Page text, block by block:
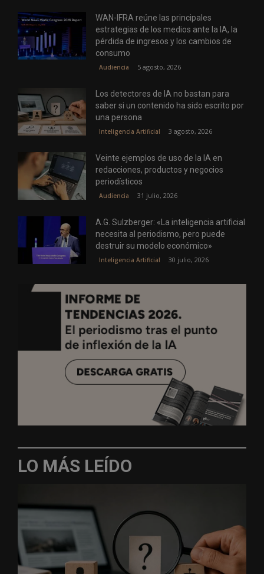
WAN-IFRA reúne las principales
estrategias de los medios ante la IA, la
pérdida de ingresos y los cambios de
consumo
Audiencia 5 agosto, 2026
Los detectores de IA no bastan para
saber si un contenido ha sido escrito por
una persona
Inteligencia Artificial 3 agosto, 2026
Veinte ejemplos de uso de la IA en
redacciones, productos y negocios
periodísticos
Audiencia 31 julio, 2026
A.G. Sulzberger: «La inteligencia artificial
necesita al periodismo, pero puede
destruir su modelo económico»
Inteligencia Artificial 30 julio, 2026
LO MÁS LEÍDO